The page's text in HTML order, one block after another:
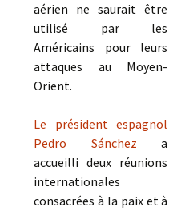
aérien ne saurait être
utilisé par les
Américains pour leurs
attaques au Moyen-
Orient.
Le président espagnol
Pedro Sáncheza
accueilli deux réunions
internationales
consacrées à la paix et à